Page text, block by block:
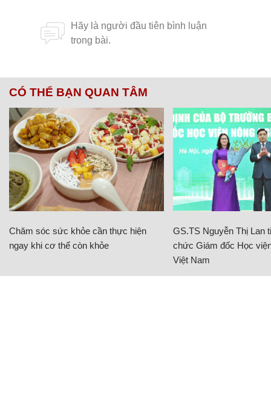
CÓ THỂ BẠN QUAN TÂM
Chăm sóc sức khỏe cần thực hiện
ngay khi cơ thể còn khỏe
GS.TS Nguyễn Thị Lan
chức Giám đốc Học
Việt Nam